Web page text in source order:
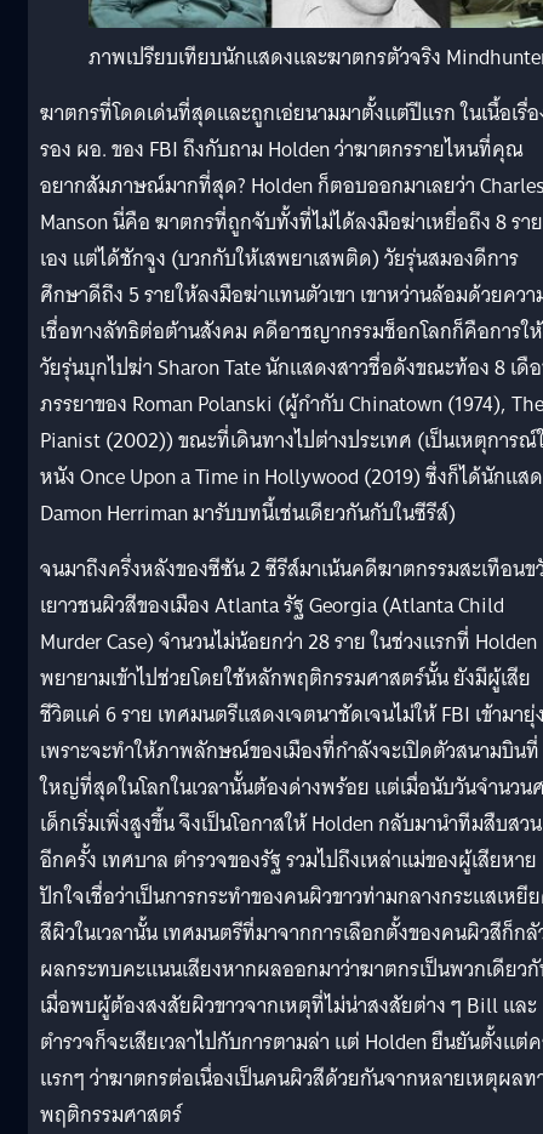
ภาพเปรียบเทียบนักแสดงและฆาตกรตัวจริง
ฆาตกรที่โดดเด่นที่สุดและถูกเอ่ยนามมาตั้งแต่ปีแรก ในเนื้อเรื่
รอง ผอ. ของ FBI ถึงกับถาม Holden ว่าฆาตกรรายไหนที่คุณ
อยากสัมภาษณ์มากที่สุด? Holden ก็ตอบออกมาเลยว่า
Manson นี่คือ ฆาตกรที่ถูกจับทั้งที่ไม่ได้ลงมือฆ่าเหยื่อถึง 8 ราย
เอง แต่ได้ชักจูง (บวกกับให้เสพยาเสพติด) วัยรุ่นสมองดีการ
ศึกษาดีถึง 5 รายให้ลงมือฆ่าแทนตัวเขา เขาหว่านล้อมด้วยควา
เชื่อทางลัทธิต่อต้านสังคม คดีอาชญากรรมช็อกโลกก็คือการให้
วัยรุ่นบุกไปฆ่า Sharon Tate นักแสดงสาวชื่อดังขณะท้อง 8 เดื
ภรรยาของ Roman Polanski (ผู้กำกับ Chinatown (1974), The
Pianist (2002)) ขณะที่เดินทางไปต่างประเทศ (เป็นเหตุการณ์
หนัง Once Upon a Time in Hollywood (2019) ซึ่งก็ได้นักแส
Damon Herriman มารับบทนี้เช่นเดียวกันกับในซีรีส์)
จนมาถึงครึ่งหลังของซีซัน 2 ซีรีส์มาเน้นคดีฆาตกรรมสะเทือน
เยาวชนผิวสีของเมือง Atlanta รัฐ Georgia (Atlanta Child
Murder Case) จำนวนไม่น้อยกว่า 28 ราย ในช่วงแรกที่ Holden
พยายามเข้าไปช่วยโดยใช้หลักพฤติกรรมศาสตร์นั้น ยังมีผู้เสีย
ชีวิตแค่ 6 ราย เทศมนตรีแสดงเจตนาชัดเจนไม่ให้ FBI เข้ามายุ่
เพราะจะทำให้ภาพลักษณ์ของเมืองที่กำลังจะเปิดตัวสนามบินที่
ใหญ่ที่สุดในโลกในเวลานั้นต้องด่างพร้อย แต่เมื่อนับวันจำนว
เด็กเริ่มเพิ่งสูงขึ้น จึงเป็นโอกาสให้ Holden กลับมานำทีมสืบสวน
อีกครั้ง เทศบาล ตำรวจของรัฐ รวมไปถึงเหล่าแม่ของผู้เสียหาย
ปักใจเชื่อว่าเป็นการกระทำของคนผิวขาวท่ามกลางกระแสเหยี
สีผิวในเวลานั้น เทศมนตรีที่มาจากการเลือกตั้งของคนผิวสีก็กลั
ผลกระทบคะแนนเสียงหากผลออกมาว่าฆาตกรเป็นพวกเดียว
เมื่อพบผู้ต้องสงสัยผิวขาวจากเหตุที่ไม่น่าสงสัยต่าง ๆ Bill และ
ตำรวจก็จะเสียเวลาไปกับการตามล่า แต่ Holden ยืนยันตั้งแต่
แรกๆ ว่าฆาตกรต่อเนื่องเป็นคนผิวสีด้วยกันจากหลายเหตุผลท
พฤติกรรมศาสตร์